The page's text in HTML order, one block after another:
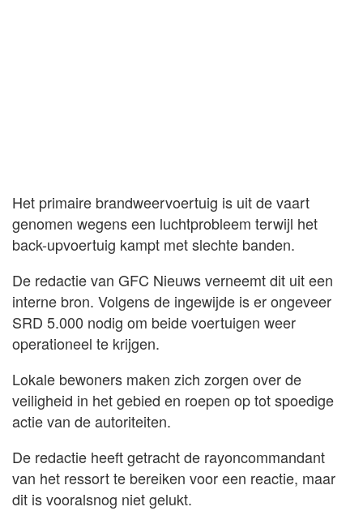
Het primaire brandweervoertuig is uit de vaart
genomen wegens een luchtprobleem terwijl het
back-upvoertuig kampt met slechte banden.
De redactie van GFC Nieuws verneemt dit uit een
interne bron. Volgens de ingewijde is er ongeveer
SRD 5.000 nodig om beide voertuigen weer
operationeel te krijgen.
Lokale bewoners maken zich zorgen over de
veiligheid in het gebied en roepen op tot spoedige
actie van de autoriteiten.
De redactie heeft getracht de rayoncommandant
van het ressort te bereiken voor een reactie, maar
dit is vooralsnog niet gelukt.